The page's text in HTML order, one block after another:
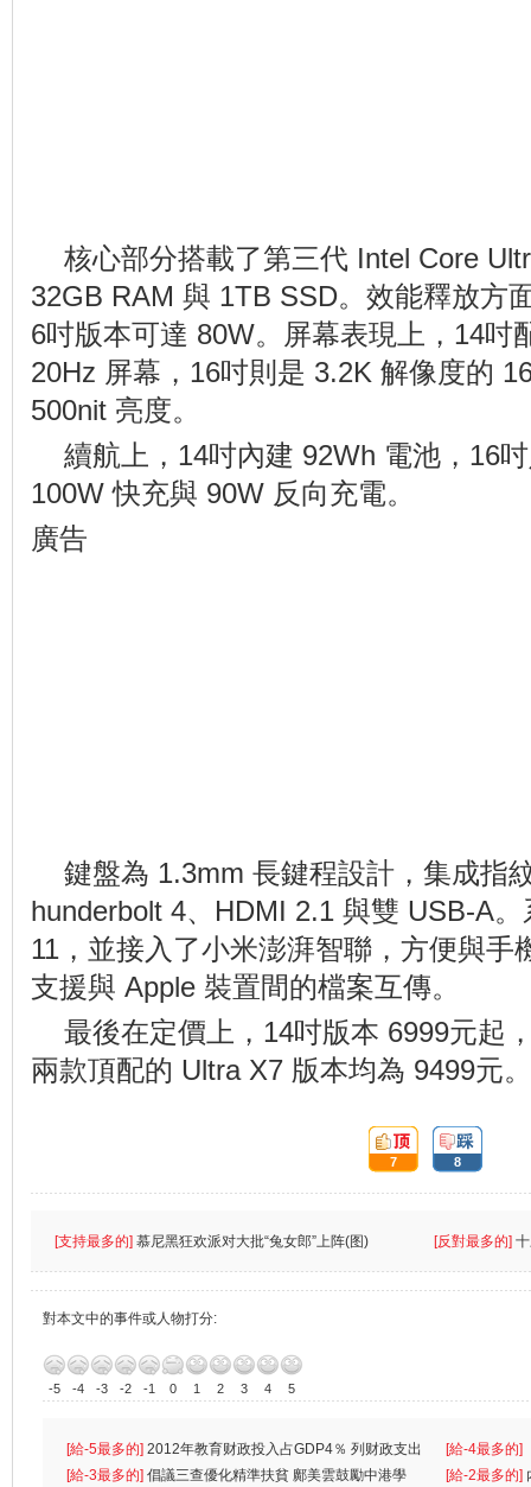
核心部分搭載了第三代 Intel Core
32GB RAM 與 1TB SSD。效能釋放方
6吋版本可達 80W。屏幕表現上，14吋
20Hz 屏幕，16吋則是 3.2K 解像度的
500nit 亮度。
續航上，14吋內建 92Wh 電池，16
100W 快充與 90W 反向充電。
廣告
鍵盤為 1.3mm 長鍵程設計，集成指
hunderbolt 4、HDMI 2.1 與雙 USB-A
11，並接入了小米澎湃智聯，方便與手
支援與 Apple 裝置間的檔案互傳。
最後在定價上，14吋版本 6999元起
兩款頂配的 Ultra X7 版本均為 9499元。
頂:
7
踩:
8
[支持最多的] 慕尼黑狂欢派对大批“兔女郎”上阵(图) [反對最多的]
對本文中的事件或人物打分:
-5 -4 -3 -2 -1 0 1 2 3 4 5
[給-5最多的] 2012年教育财政投入占GDP4％ 列财政支出
首位
[給-4最多的]
一
[給-3最多的] 倡議三查優化精準扶貧 鄺美雲鼓勵中港學 [給-2最多的]